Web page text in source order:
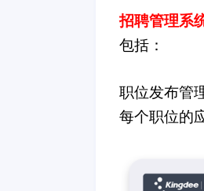
招聘管理系
包括：
职位发布管
每个职位的